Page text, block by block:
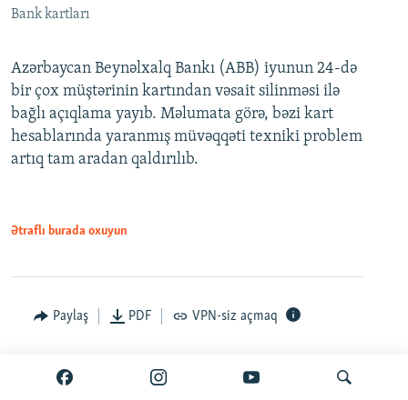
Bank kartları
Azərbaycan Beynəlxalq Bankı (ABB) iyunun 24-də
bir çox müştərinin kartından vəsait silinməsi ilə
bağlı açıqlama yayıb. Məlumata görə, bəzi kart
hesablarında yaranmış müvəqqəti texniki problem
artıq tam aradan qaldırılıb.
Ətraflı burada oxuyun
Paylaş PDF VPN-siz açmaq